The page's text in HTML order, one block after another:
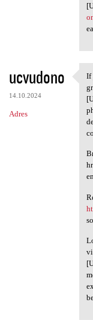
ucvudono
14.10.2024
Adres
If
If